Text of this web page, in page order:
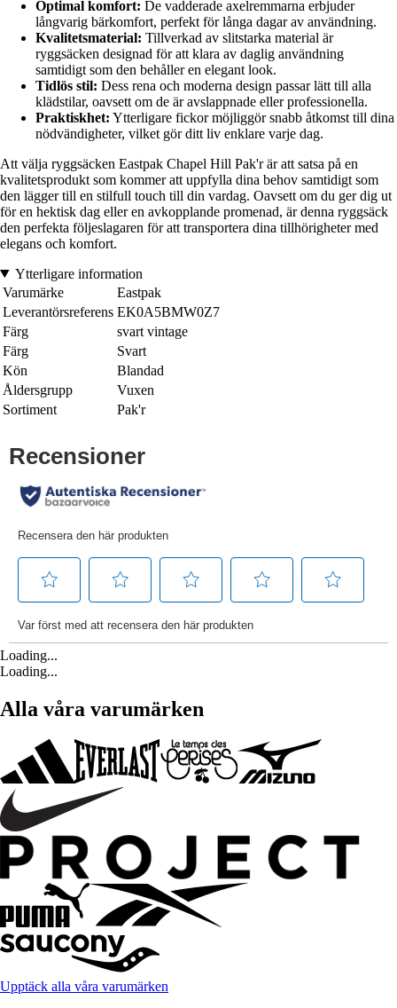
Optimal komfort: De vadderade axelremmarna erbjuder
långvarig bärkomfort, perfekt för långa dagar av användning.
Kvalitetsmaterial: Tillverkad av slitstarka material är
ryggsäcken designad för att klara av daglig användning
samtidigt som den behåller en elegant look.
Tidlös stil: Dess rena och moderna design passar lätt till alla
klädstilar, oavsett om de är avslappnade eller professionella.
Praktiskhet: Ytterligare fickor möjliggör snabb åtkomst till dina
nödvändigheter, vilket gör ditt liv enklare varje dag.
Att välja ryggsäcken Eastpak Chapel Hill Pak'r är att satsa på en
kvalitetsprodukt som kommer att uppfylla dina behov samtidigt som
den lägger till en stilfull touch till din vardag. Oavsett om du ger dig ut
för en hektisk dag eller en avkopplande promenad, är denna ryggsäck
den perfekta följeslagaren för att transportera dina tillhörigheter med
elegans och komfort.
Ytterligare information
Varumärke
Eastpak
Leverantörsreferens EK0A5BMW0Z7
Färg
svart vintage
Färg
Svart
Kön
Blandad
Åldersgrupp
Vuxen
Sortiment
Pak'r
Loading...
Loading...
Alla våra varumärken
Upptäck alla våra varumärken